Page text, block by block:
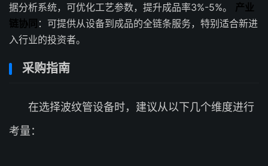
据分析系统，可优化工艺参数，提升成品率3%-5%。 产业
链协同 ：可提供从设备到成品的全链条服务，特别适合新进
入行业的投资者。
采购指南
在选择波纹管设备时，建议从以下几个维度进行
考量：